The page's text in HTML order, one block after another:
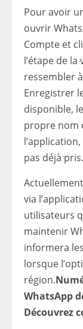
Pour avoir
ouvrir
Compte et
l’étape de
ressembler
Enregistrer
disponible,
propre nom
pas déjà pris.
via
utilisateurs
maintenir
informera
lorsque
région.
WhatsApp
Découvrez